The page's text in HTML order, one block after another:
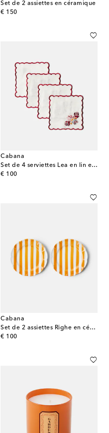
Set de 2 assiettes en céramique
€ 150
original price
Cabana
Set de 4 serviettes Lea en lin et coton
€ 100
original price
Cabana
Set de 2 assiettes Righe en céramique
€ 100
original price